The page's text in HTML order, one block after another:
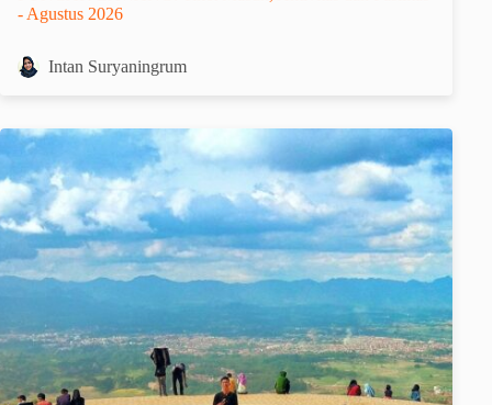
- Agustus 2026
Intan Suryaningrum